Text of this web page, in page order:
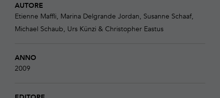
AUTORE
Etienne Maffli, Marina Delgrande Jordan, Susanne Schaaf,
Michael Schaub, Urs Künzi & Christopher Eastus
ANNO
2009